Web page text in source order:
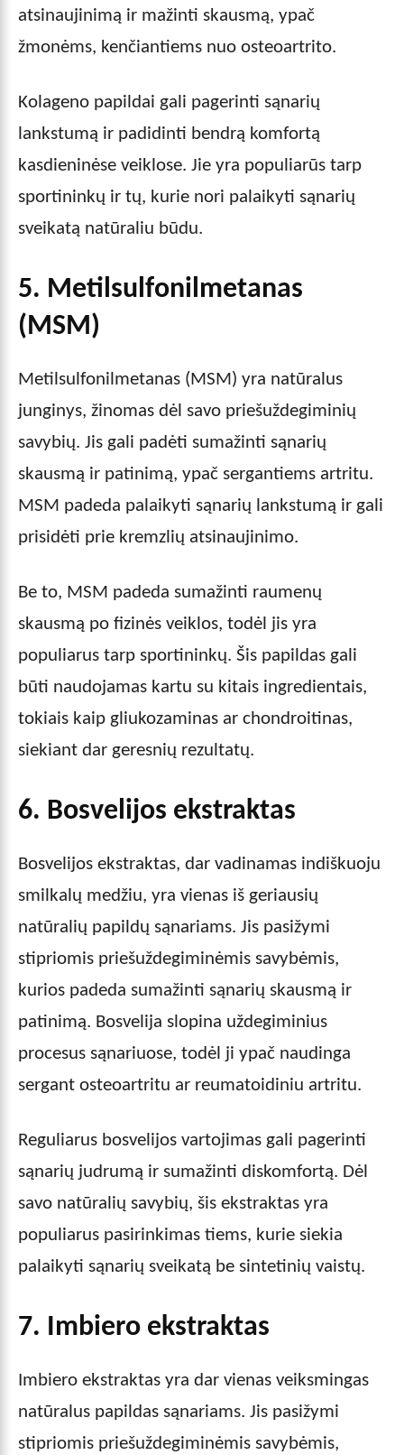
atsinaujinimą ir mažinti skausmą, ypač
žmonėms, kenčiantiems nuo osteoartrito.
Kolageno papildai gali pagerinti sąnarių
lankstumą ir padidinti bendrą komfortą
kasdieninėse veiklose. Jie yra populiarūs tarp
sportininkų ir tų, kurie nori palaikyti sąnarių
sveikatą natūraliu būdu.
5. Metilsulfonilmetanas
(MSM)
Metilsulfonilmetanas (MSM) yra natūralus
junginys, žinomas dėl savo priešuždegiminių
savybių. Jis gali padėti sumažinti sąnarių
skausmą ir patinimą, ypač sergantiems artritu.
MSM padeda palaikyti sąnarių lankstumą ir gali
prisidėti prie kremzlių atsinaujinimo.
Be to, MSM padeda sumažinti raumenų
skausmą po fizinės veiklos, todėl jis yra
populiarus tarp sportininkų. Šis papildas gali
būti naudojamas kartu su kitais ingredientais,
tokiais kaip gliukozaminas ar chondroitinas,
siekiant dar geresnių rezultatų.
6. Bosvelijos ekstraktas
Bosvelijos ekstraktas, dar vadinamas indiškuoju
smilkalų medžiu, yra vienas iš geriausių
natūralių papildų sąnariams. Jis pasižymi
stipriomis priešuždegiminėmis savybėmis,
kurios padeda sumažinti sąnarių skausmą ir
patinimą. Bosvelija slopina uždegiminius
procesus sąnariuose, todėl ji ypač naudinga
sergant osteoartritu ar reumatoidiniu artritu.
Reguliarus bosvelijos vartojimas gali pagerinti
sąnarių judrumą ir sumažinti diskomfortą. Dėl
savo natūralių savybių, šis ekstraktas yra
populiarus pasirinkimas tiems, kurie siekia
palaikyti sąnarių sveikatą be sintetinių vaistų.
7. Imbiero ekstraktas
Imbiero ekstraktas yra dar vienas veiksmingas
natūralus papildas sąnariams. Jis pasižymi
stipriomis priešuždegiminėmis savybėmis,